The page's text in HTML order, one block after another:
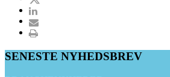
SENESTE NYHEDSBREV